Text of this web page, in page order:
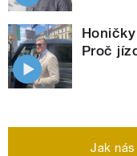
Proč
Jak